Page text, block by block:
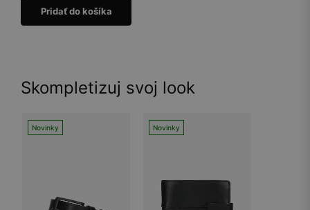
Pridať do košíka
Skompletizuj svoj look
Novinky Novinky